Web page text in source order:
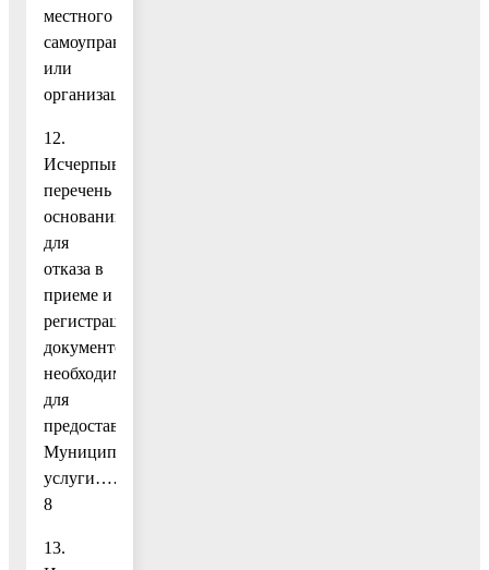
местного
самоуправления
или
12.
Исчерпывающий
перечень
оснований
для
отказа в
приеме и
регистрации
документов,
необходимых
для
предоставления
Муниципальной
услуги……………………………………………
8
13.